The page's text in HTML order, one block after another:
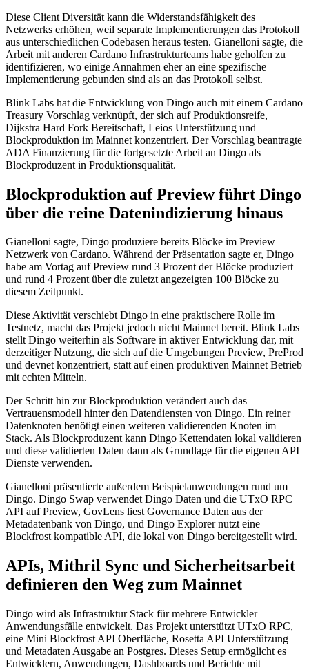
Diese Client Diversität kann die Widerstandsfähigkeit des
Netzwerks erhöhen, weil separate Implementierungen das Protokoll
aus unterschiedlichen Codebasen heraus testen. Gianelloni sagte, die
Arbeit mit anderen Cardano Infrastrukturteams habe geholfen zu
identifizieren, wo einige Annahmen eher an eine spezifische
Implementierung gebunden sind als an das Protokoll selbst.
Blink Labs hat die Entwicklung von Dingo auch mit einem Cardano
Treasury Vorschlag verknüpft, der sich auf Produktionsreife,
Dijkstra Hard Fork Bereitschaft, Leios Unterstützung und
Blockproduktion im Mainnet konzentriert. Der Vorschlag beantragte
ADA Finanzierung für die fortgesetzte Arbeit an Dingo als
Blockproduzent in Produktionsqualität.
Blockproduktion auf Preview führt Dingo
über die reine Datenindizierung hinaus
Gianelloni sagte, Dingo produziere bereits Blöcke im Preview
Netzwerk von Cardano. Während der Präsentation sagte er, Dingo
habe am Vortag auf Preview rund 3 Prozent der Blöcke produziert
und rund 4 Prozent über die zuletzt angezeigten 100 Blöcke zu
diesem Zeitpunkt.
Diese Aktivität verschiebt Dingo in eine praktischere Rolle im
Testnetz, macht das Projekt jedoch nicht Mainnet bereit. Blink Labs
stellt Dingo weiterhin als Software in aktiver Entwicklung dar, mit
derzeitiger Nutzung, die sich auf die Umgebungen Preview, PreProd
und devnet konzentriert, statt auf einen produktiven Mainnet Betrieb
mit echten Mitteln.
Der Schritt hin zur Blockproduktion verändert auch das
Vertrauensmodell hinter den Datendiensten von Dingo. Ein reiner
Datenknoten benötigt einen weiteren validierenden Knoten im
Stack. Als Blockproduzent kann Dingo Kettendaten lokal validieren
und diese validierten Daten dann als Grundlage für die eigenen API
Dienste verwenden.
Gianelloni präsentierte außerdem Beispielanwendungen rund um
Dingo. Dingo Swap verwendet Dingo Daten und die UTxO RPC
API auf Preview, GovLens liest Governance Daten aus der
Metadatenbank von Dingo, und Dingo Explorer nutzt eine
Blockfrost kompatible API, die lokal von Dingo bereitgestellt wird.
APIs, Mithril Sync und Sicherheitsarbeit
definieren den Weg zum Mainnet
Dingo wird als Infrastruktur Stack für mehrere Entwickler
Anwendungsfälle entwickelt. Das Projekt unterstützt UTxO RPC,
eine Mini Blockfrost API Oberfläche, Rosetta API Unterstützung
und Metadaten Ausgabe an Postgres. Dieses Setup ermöglicht es
Entwicklern, Anwendungen, Dashboards und Berichte mit